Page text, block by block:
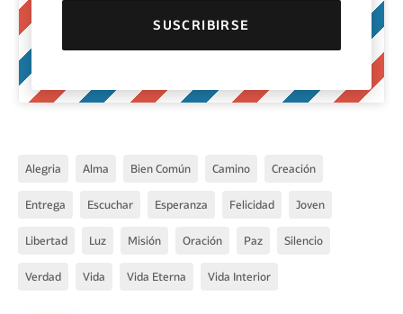
Alegria Alma Bien Común Camino Creación
Entrega Escuchar Esperanza Felicidad Joven
Libertad Luz Misión Oración Paz Silencio
Verdad Vida Vida Eterna Vida Interior